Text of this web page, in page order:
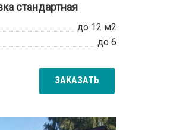
стандартная
до 12 м2
до 6
ЗАКАЗАТЬ